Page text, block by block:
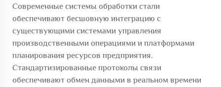
Современные системы обработки стали
обеспечивают бесшовную интеграцию с
существующими системами управления
производственными операциями и платформами
планирования ресурсов предприятия.
Стандартизированные протоколы связи
обеспечивают обмен данными в реальном времени